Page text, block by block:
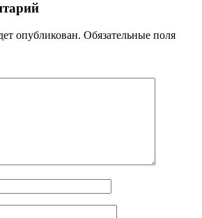
опубликован. Обязательные поля